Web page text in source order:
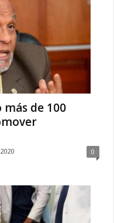
más de 100
0